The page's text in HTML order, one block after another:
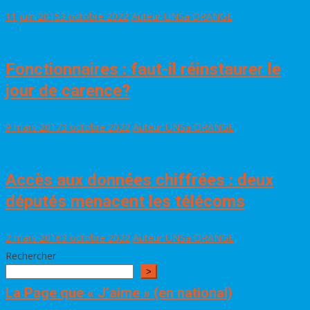
11 juin 20153 octobre 2022 Auteur UNSa ORANGE
Fonctionnaires : faut-il réinstaurer le
jour de carence?
9 mars 20173 octobre 2022 Auteur UNSa ORANGE
Accès aux données chiffrées : deux
députés menacent les télécoms
2 mars 20163 octobre 2022 Auteur UNSa ORANGE
Rechercher
>
La Page que « J’aime » (en national)